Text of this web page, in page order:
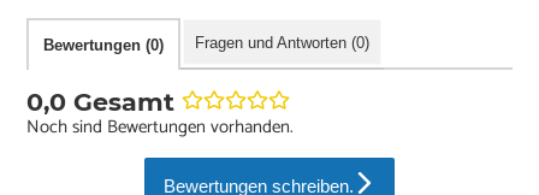
Bewertungen (0) Fragen und Antworten (0)
0,0 Gesamt
Noch sind Bewertungen vorhanden.
Bewertungen schreiben.